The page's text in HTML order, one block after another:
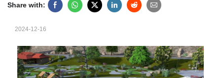
Share with:
2024-12-16